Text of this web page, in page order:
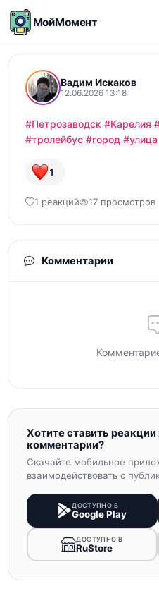
МойМомент
Вадим Искаков
12.06.2026 13:18
#Петрозаводск #Карелия
#тролейбус #город #улица
1
1 реакций 17 просмотров
Комментарии
Хотите ставить реакции
комментарии?
Скачайте мобильное
взаимодействовать с
ДОСТУПНО В
Google Play
ДОСТУПНО В
RuStore